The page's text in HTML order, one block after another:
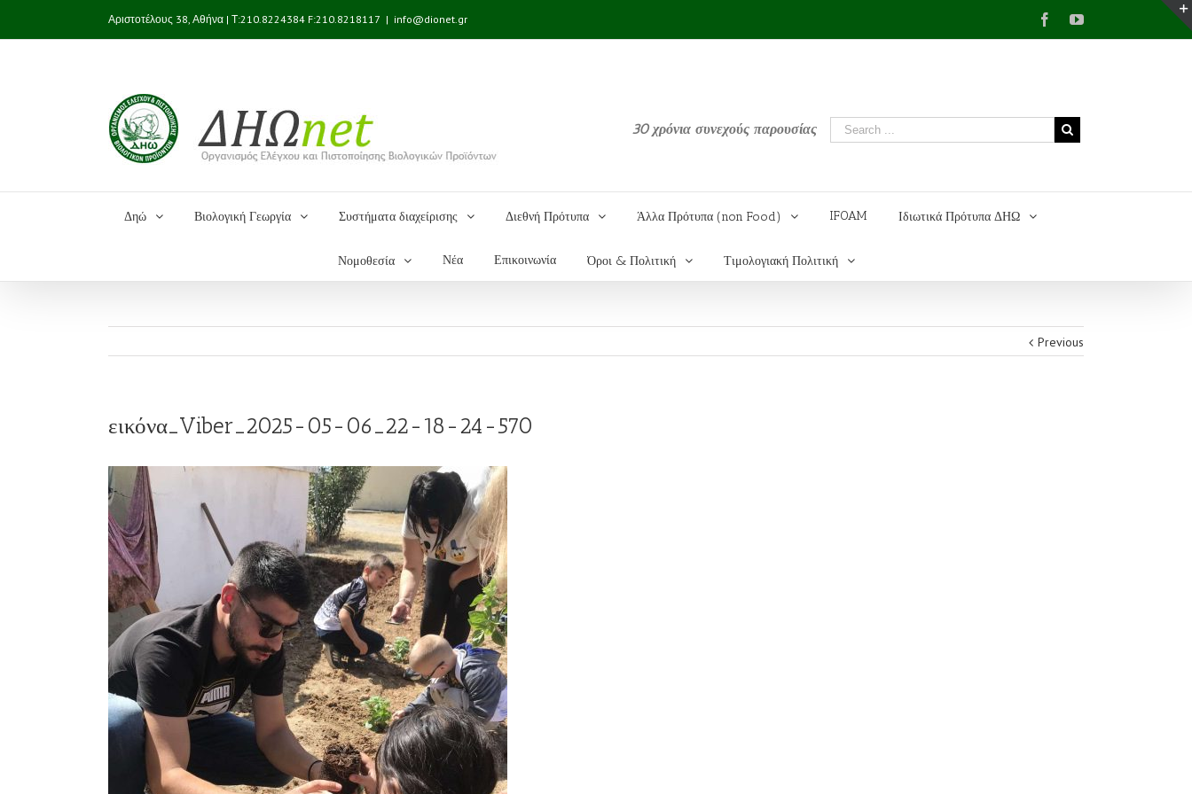
Αριστοτέλους 38, Αθήνα | Τ:210.8224384 F:210.8218117 | info@dionet.gr FacebookYouTube
30 χρόνια συνεχούς παρουσίας
Δηώ Βιολογική Γεωργία Συστήματα διαχείρισης Διεθνή Πρότυπα Άλλα Πρότυπα (non Food) IFOAM Ιδιωτικά Πρότυπα ΔΗΩ
Νομοθεσία Νέα Επικοινωνία Όροι & Πολιτική Τιμολογιακή Πολιτική
Previous
εικόνα_Viber_2025-05-06_22-18-24-570